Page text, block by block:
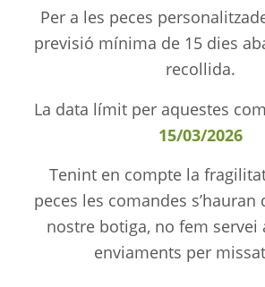
Per a les peces
previsió mínima de 15 dies
recollida.
La data límit per aquestes
15/03/2026
Tenint en compte la
peces les comandes
nostre botiga, no fem servei
enviaments per